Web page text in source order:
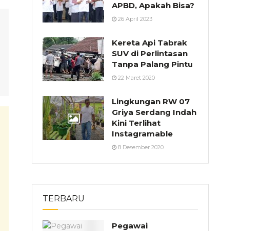
APBD, Apakah Bisa?
26 April 2023
Kereta Api Tabrak
SUV di Perlintasan
Tanpa Palang Pintu
22 Maret 2020
Lingkungan RW 07
Griya Serdang Indah
Kini Terlihat
Instagramable
8 Desember 2020
TERBARU
Pegawai